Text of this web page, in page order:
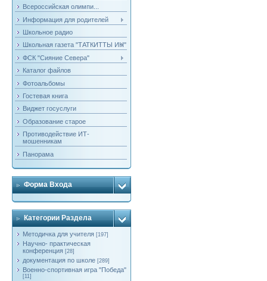
Всероссийская олимпи...
Информация для родителей
Школьное радио
Школьная газета "ТАТКИТТЫ ИН"
ФСК "Сияние Севера"
Каталог файлов
Фотоальбомы
Гостевая книга
Виджет госуслуги
Образование старое
Противодействие ИТ-
мошенникам
Панорама
Форма Входа
Категории Раздела
Методичка для учителя [197]
Научно- практическая
конференция [28]
документация по школе [289]
Военно-спортивная игра "Победа"
[11]